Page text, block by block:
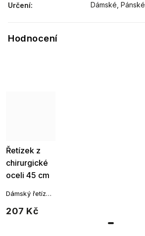
Určení: Dámské, Pánské
Hodnocení
Řetízek z
chirurgické
oceli 45 cm
207 Kč
Dámský řetízek
chirurgické